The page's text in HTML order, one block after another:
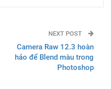
NEXT POST
Camera Raw 12.3 hoàn
hảo để Blend màu trong
Photoshop